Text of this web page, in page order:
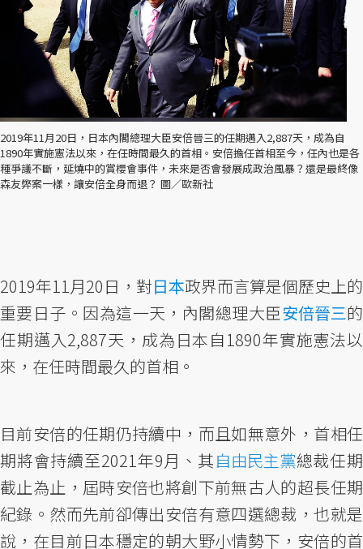
2019年11月20日，日本內閣總理大臣安倍晉三的任期邁入2,887天，成為自
1890年實施憲法以來，在任時間最久的首相。安倍擔任首相至今，任內也是各
種爭議不斷，延燒中的賞櫻會事件，未來是否會發展成政治風暴？還是最終像
森友弊案一樣，讓安倍全身而退？ 圖／歐新社
2019年11月20日，對日本政界而言算是個歷史上的
重要日子。因為這一天，內閣總理大臣安倍晉三的
任期邁入2,887天，成為日本自1890年實施憲法以
來，在任時間最久的首相。
目前安倍的任期仍持續中，而且如無意外，首相任
期將會持續至2021年9月、其自由民主黨總裁任期
截止為止，屆時安倍也將創下前無古人的超長任期
紀錄。然而先前卻傳出安倍有意四選總裁，也就是
說，在目前日本穩定的朝大野小情勢下，安倍的首